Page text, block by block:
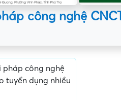
công nghệ
pháp công nghệ
tuyển dụng nhiều